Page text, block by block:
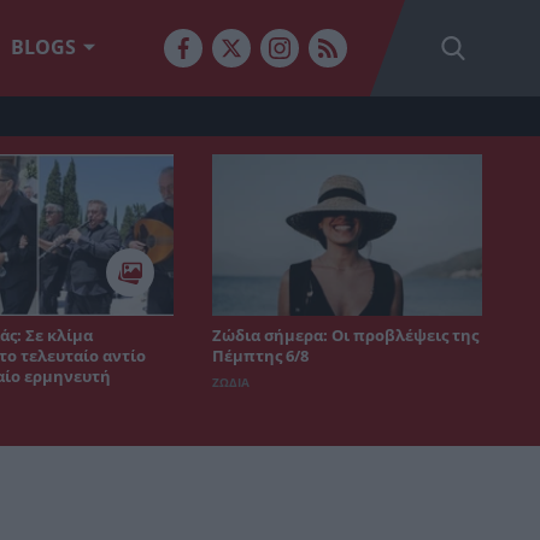
BLOGS
Σε κλίμα
τελευταίο αντίο
ερμηνευτή
Ζώδια σήμερα: Οι προβλέψεις της
Πέμπτης 6/8
ΖΩΔΙΑ